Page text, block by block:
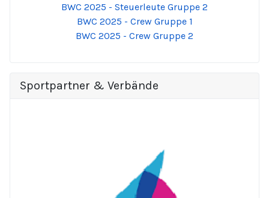
BWC 2025 - Steuerleute Gruppe 2
BWC 2025 - Crew Gruppe 1
BWC 2025 - Crew Gruppe 2
Sportpartner & Verbände